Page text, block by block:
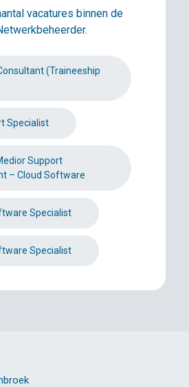
vacatures binnen de
(Traineeship
Specialist
Support
– Cloud Software
Specialist
Specialist